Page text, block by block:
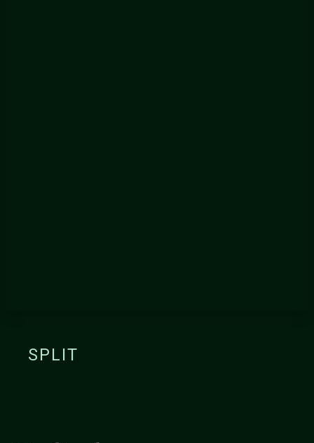
SPLIT